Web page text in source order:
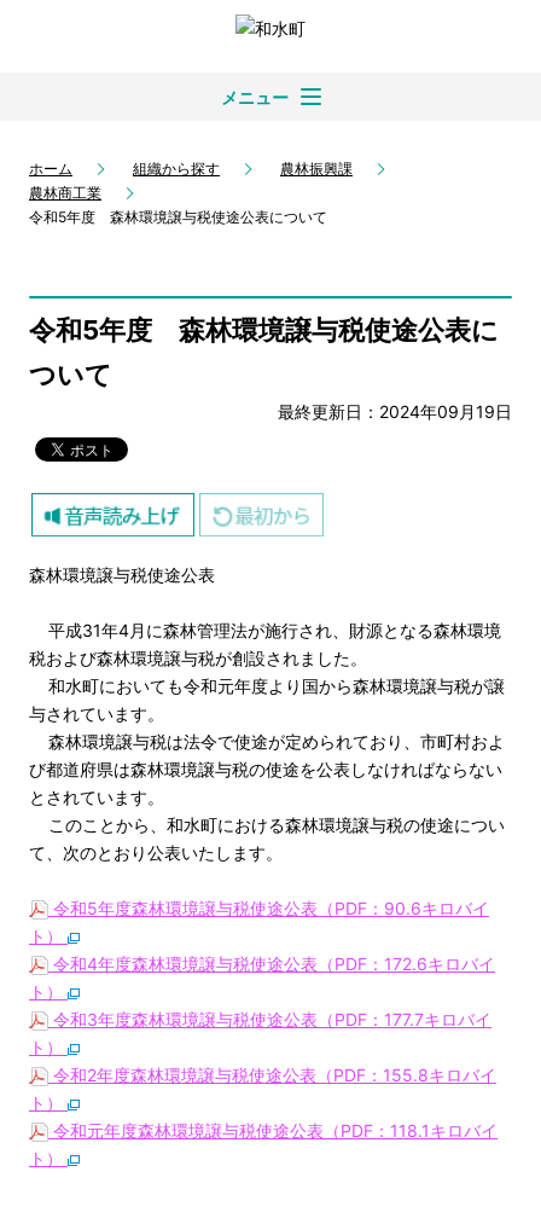
メニュー
ホーム 組織から探す
農林振興課
農林商工業
令和5年度 森林環境譲与税使途公表について
令和5年度 森林環境譲与税使途公表に
ついて
最終更新日：2024年09月19日
森林環境譲与税使途公表
平成31年4月に森林管理法が施行され、財源となる森林環境
税および森林環境譲与税が創設されました。
和水町においても令和元年度より国から森林環境譲与税が譲
与されています。
森林環境譲与税は法令で使途が定められており、市町村およ
び都道府県は森林環境譲与税の使途を公表しなければならない
とされています。
このことから、和水町における森林環境譲与税の使途につい
て、次のとおり公表いたします。
令和5年度森林環境譲与税使途公表（PDF：90.6キロバイ
ト）
令和4年度森林環境譲与税使途公表（PDF：172.6キロバイ
ト）
令和3年度森林環境譲与税使途公表（PDF：177.7キロバイ
ト）
令和2年度森林環境譲与税使途公表（PDF：155.8キロバイ
ト）
令和元年度森林環境譲与税使途公表（PDF：118.1キロバイ
ト）